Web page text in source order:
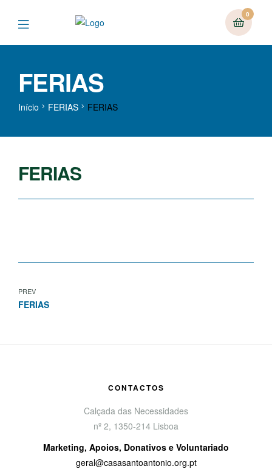
0
FERIAS
Início FERIAS FERIAS
FERIAS
PREV
FERIAS
CONTACTOS
Calçada das Necessidades
nº 2, 1350-214 Lisboa
Marketing, Apoios, Donativos e Voluntariado
geral@casasantoantonio.org.pt